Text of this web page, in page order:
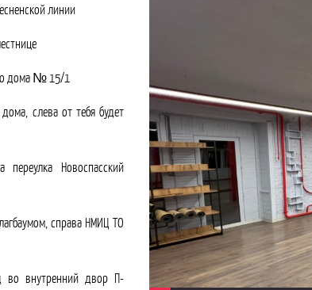
линии
дома№ 15/1
слева от тебя будет
Новоспасский
справа НМИЦ ТО
во внутренний двор П-